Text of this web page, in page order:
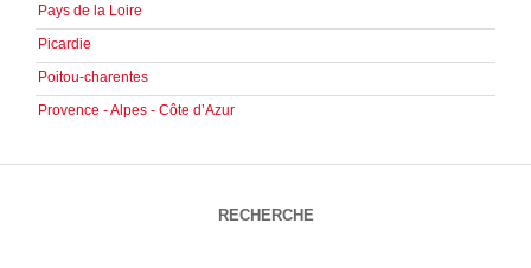
Pays de la Loire
Picardie
Poitou-charentes
Provence - Alpes - Côte d’Azur
RECHERCHE